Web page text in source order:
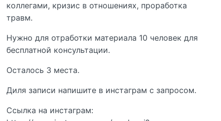
коллегами, кризис в отношениях, проработка
травм.
Нужно для отработки материала 10 человек для
бесплатной консультации.
Осталось 3 места.
Диля записи напишите в инстаграм с запросом.
Ссылка на инстаграм: